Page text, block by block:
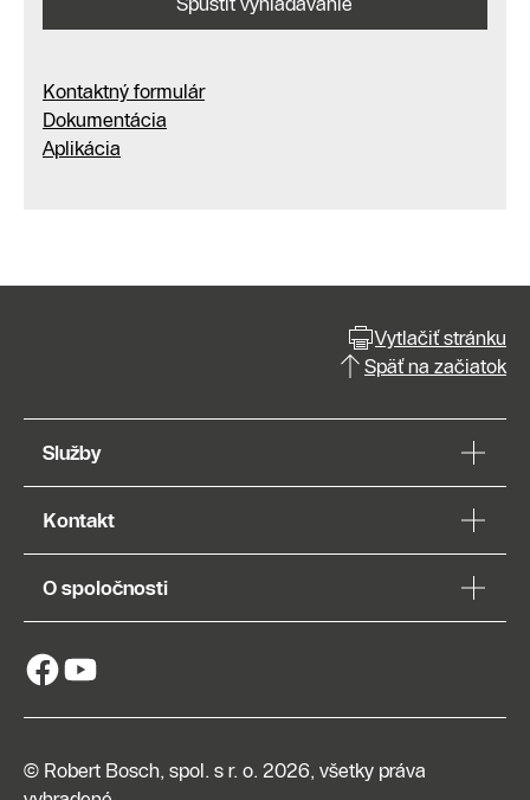
Kontaktný formulár
Dokumentácia
Aplikácia
Vytlačiť stránku
Späť na začiatok
Služby
Kontakt
O spoločnosti
© Robert Bosch, spol. s r. o. 2026, všetky práva